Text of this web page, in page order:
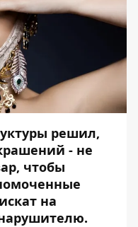
решил,
- не
чтобы
на